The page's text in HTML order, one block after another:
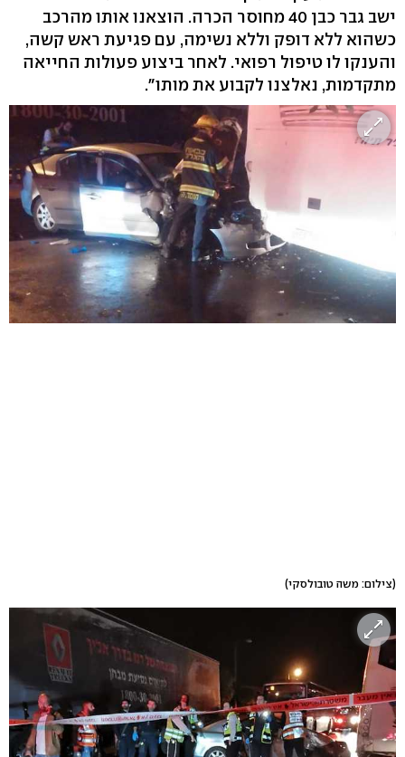
ישב גבר כבן 40 מחוסר הכרה. הוצאנו אותו מהרכב
כשהוא ללא דופק וללא נשימה, עם פגיעת ראש קשה,
והענקו לו טיפול רפואי. לאחר ביצוע פעולות החייאה
מתקדמות, נאלצנו לקבוע את מותו".
(צילום: משה טובולסקי)